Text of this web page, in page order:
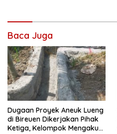
Baca Juga
Dugaan Proyek Aneuk Lueng
di Bireuen Dikerjakan Pihak
Ketiga, Kelompok Mengaku